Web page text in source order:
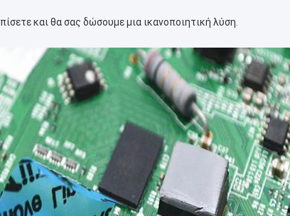
και θα σας δώσουμε μια ικανοποιητική λύση.